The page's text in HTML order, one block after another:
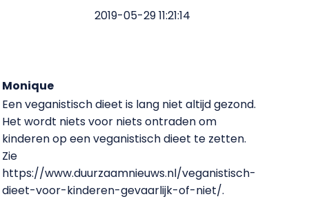
2019-05-29 11:21:14
Monique
Een veganistisch dieet is lang niet altijd gezond.
Het wordt niets voor niets ontraden om
kinderen op een veganistisch dieet te zetten.
Zie
https://www.duurzaamnieuws.nl/veganistisch-
dieet-voor-kinderen-gevaarlijk-of-niet/.